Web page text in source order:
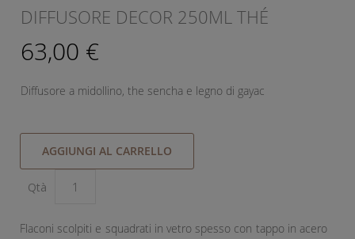
DIFFUSORE DECOR 250ML THÉ
63,00 €
Diffusore a midollino, the sencha e legno di gayac
AGGIUNGI AL CARRELLO
Qtà
Flaconi scolpiti e squadrati in vetro spesso con tappo in acero